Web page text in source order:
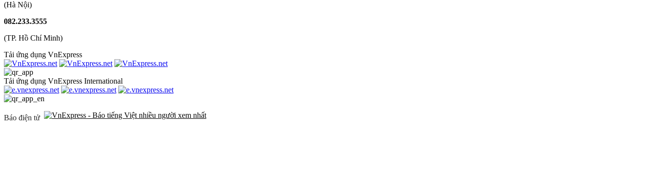
(Hà Nội)
082.233.3555
(TP. Hồ Chí Minh)
Tải ứng dụng VnExpress
Tải ứng dụng VnExpress International
Báo điện tử